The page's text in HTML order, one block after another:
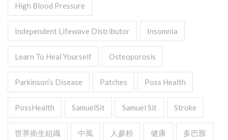
High Blood Pressure
Independent Lifewave Distributor Insomnia
Learn To Heal Yourself Osteoporosis
Parkinson’s Disease Patches Poss Health
PossHealth SamuelSit Samuel Sit Stroke
世界衛生組織 中風 人參粉 健康 多巴胺